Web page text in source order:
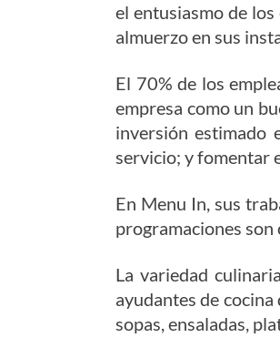
el entusiasmo de
almuerzo en sus
El 70% de los
empresa como un
inversión estimado
servicio; y fomentar
En Menu In, sus
programaciones son
La variedad
ayudantes de
sopas, ensaladas,